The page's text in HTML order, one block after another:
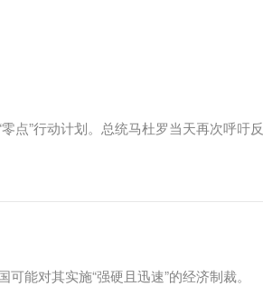
点”行动计划。总统马杜罗当天再次呼吁
能对其实施“强硬且迅速”的经济制裁。